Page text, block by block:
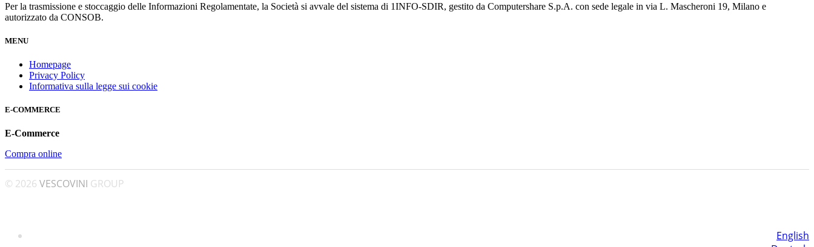
Per la trasmissione e stoccaggio delle Informazioni Regolamentate, la Società si avvale del sistema di 1INFO-SDIR, gestito da Computershare S.p.A. con sede legale in via L. Mascheroni 19, Milano e
autorizzato da CONSOB.
MENU
Homepage
Privacy Policy
Informativa sulla legge sui cookie
E-COMMERCE
E-Commerce
Compra online
© 2026 VESCOVINI GROUP
English